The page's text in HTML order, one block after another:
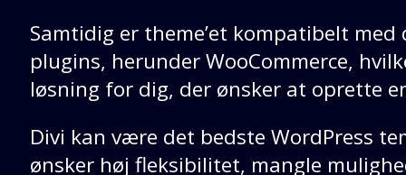
Samtidig er theme’et kompatibelt med
plugins, herunder WooCommerce,
løsning for dig, der ønsker at oprette
Divi kan være det bedste WordPress
ønsker høj fleksibilitet, mangle